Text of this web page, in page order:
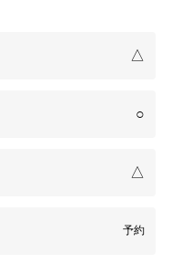
△
○
△
予約